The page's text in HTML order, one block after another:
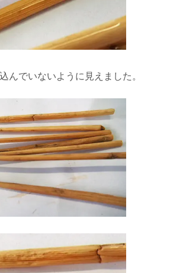
んでいないように見えました。